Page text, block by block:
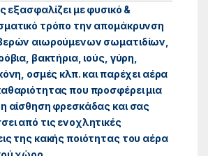
εξασφαλίζει με φυσικό &
τρόπο την απομάκρυνση
αιωρούμενων σωματιδίων,
βακτήρια, ιούς, γύρη,
οσμές κλπ. και παρέχει αέρα
που προσφέρει μια
αίσθηση φρεσκάδας και σας
από τις ενοχλητικές
της κακής ποιότητας του αέρα